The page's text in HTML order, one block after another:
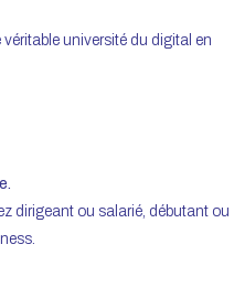
université du digital en
dirigeant ou salarié, débutant ou